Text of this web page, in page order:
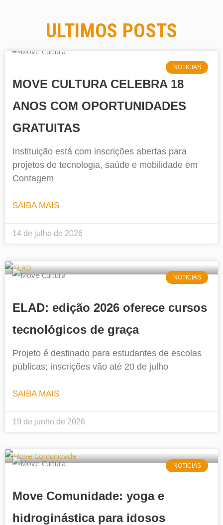
ULTIMOS POSTS
NOTICIAS
MOVE CULTURA CELEBRA 18
ANOS COM OPORTUNIDADES
GRATUITAS
Instituição está com inscrições abertas para
projetos de tecnologia, saúde e mobilidade em
Contagem
SAIBA MAIS
14 de julho de 2026
NOTICIAS
ELAD: edição 2026 oferece cursos
tecnológicos de graça
Projeto é destinado para estudantes de escolas
públicas; inscrições vão até 20 de julho
SAIBA MAIS
19 de junho de 2026
NOTICIAS
Move Comunidade: yoga e
hidroginástica para idosos